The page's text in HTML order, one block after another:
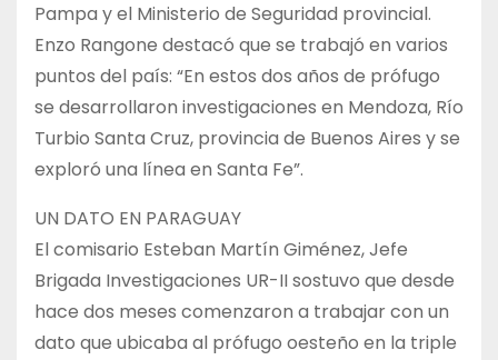
Pampa y el Ministerio de Seguridad provincial.
Enzo Rangone destacó que se trabajó en varios
puntos del país: “En estos dos años de prófugo
se desarrollaron investigaciones en Mendoza, Río
Turbio Santa Cruz, provincia de Buenos Aires y se
exploró una línea en Santa Fe”.
UN DATO EN PARAGUAY
El comisario Esteban Martín Giménez, Jefe
Brigada Investigaciones UR-II sostuvo que desde
hace dos meses comenzaron a trabajar con un
dato que ubicaba al prófugo oesteño en la triple